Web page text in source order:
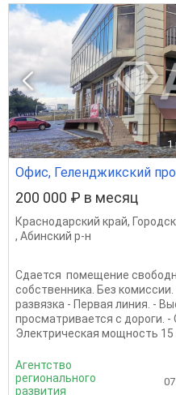
1
Офис, Геленджикский
200 000 ₽ в месяц
Краснодарский край,
, Абинский р-н
Сдается помещение
собственника. Без
развязка - Первая линия. -
просматривается с дороги.
Электрическая мощность 15
Агентство
регионального
развития